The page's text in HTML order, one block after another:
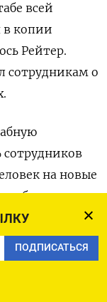
ПОДПИСАТЬСЯ
всей
в копии
Рейтер.
сотрудникам о
сотрудников
на новые
рабочих
компании, ‌с